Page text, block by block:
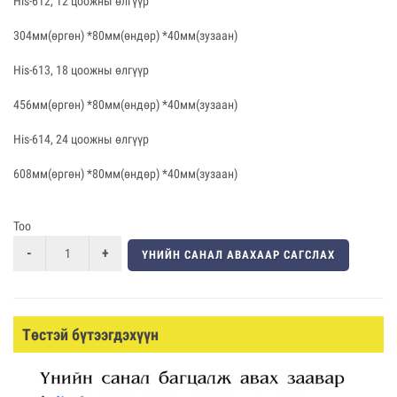
304мм(өргөн) *80мм(өндөр) *40мм(зузаан)
His-613, 18 цоожны өлгүүр
456мм(өргөн) *80мм(өндөр) *40мм(зузаан)
His-614, 24 цоожны өлгүүр
608мм(өргөн) *80мм(өндөр) *40мм(зузаан)
Тоо
ҮНИЙН САНАЛ АВАХААР САГСЛАХ
Төстэй бүтээгдэхүүн